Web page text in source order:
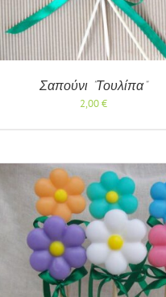
Σαπούνι “Τουλίπα”
2,00€